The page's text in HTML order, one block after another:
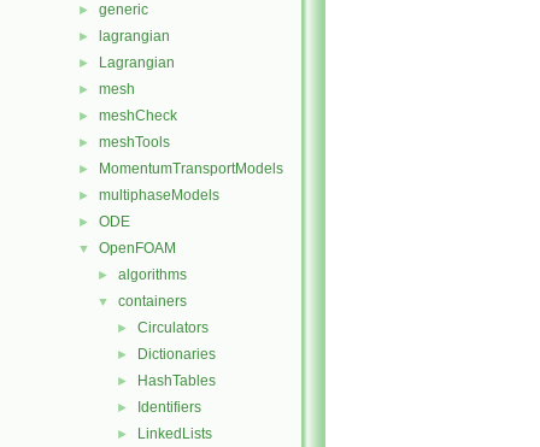
► generic
► lagrangian
► Lagrangian
► mesh
► meshCheck
► meshTools
► MomentumTransportModels
► multiphaseModels
► ODE
▼ OpenFOAM
► algorithms
▼ containers
► Circulators
► Dictionaries
► HashTables
► Identifiers
► LinkedLists